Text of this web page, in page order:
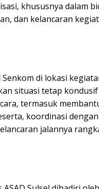
khususnya dalam
dan kelancaran
di lokasi
situasi tetap
termasuk
koordinasi
jalannya